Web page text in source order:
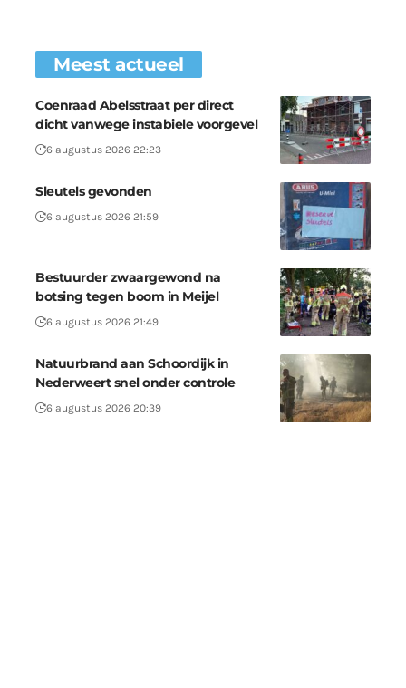
Meest actueel
Coenraad Abelsstraat per direct
dicht vanwege instabiele voorgevel
6 augustus 2026 22:23
Sleutels gevonden
6 augustus 2026 21:59
Bestuurder zwaargewond na
botsing tegen boom in Meijel
6 augustus 2026 21:49
Natuurbrand aan Schoordijk in
Nederweert snel onder controle
6 augustus 2026 20:39